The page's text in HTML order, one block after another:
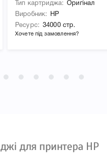
Хочете під замовлення?
Тип картриджа
Оригінал
Виробник
HP
Ресурс
34000 стр.
для принтера HP